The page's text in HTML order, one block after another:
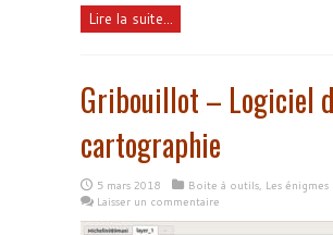
Lire la suite...
Gribouillot – Logiciel
cartographie
5 mars 2018 Boite à outils, Les énigmes
Laisser un commentaire